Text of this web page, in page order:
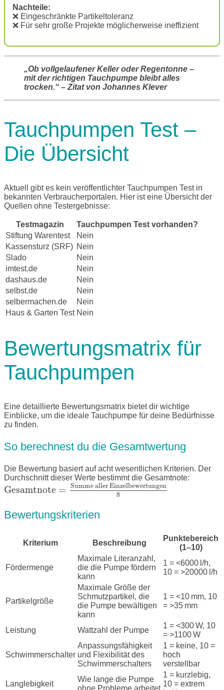
Nachteile:
❌ Eingeschränkte Partikeltoleranz
❌ Für sehr große Projekte möglicherweise ineffizient
„Ob vollgelaufener Keller oder Regentonne –
mit der richtigen Tauchpumpe bleibt alles
trocken.“ – Zitat von Johannes Klever
Tauchpumpen Test –
Die Übersicht
Aktuell gibt es kein veröffentlichter Tauchpumpen Test in
bekannten Verbraucherportalen. Hier ist eine Übersicht der
Quellen ohne Testergebnisse:
Testmagazin
Tauchpumpen Test vorhanden?
Stiftung Warentest
Nein
Kassensturz (SRF) Nein
Slado
Nein
imtest.de
Nein
dashaus.de
Nein
selbst.de
Nein
selbermachen.de
Nein
Haus & Garten Test Nein
Bewertungsmatrix für
Tauchpumpen
Eine detaillierte Bewertungsmatrix bietet dir wichtige
Einblicke, um die ideale Tauchpumpe für deine Bedürfnisse
zu finden.
So berechnest du die Gesamtwertung
Die Bewertung basiert auf acht wesentlichen Kriterien. Der
Durchschnitt dieser Werte bestimmt die Gesamtnote:
Gesamtnote =
Summe aller Einzelbewertungen
8
Bewertungskriterien
Kriterium Beschreibung
Punktebereich
(1–10)
Fördermenge
Maximale Literanzahl,
die die Pumpe fördern
kann
1 = <6000 l/h,
10 = >20000 l/h
Partikelgröße
Maximale Größe der
Schmutzpartikel, die
die Pumpe bewältigen
kann
1 = <10 mm, 10
= >35 mm
Leistung Wattzahl der Pumpe
1 = <300 W, 10
= >1100 W
Schwimmerschalter
Anpassungsfähigkeit
und Flexibilität des
Schwimmerschalters
1 = keine, 10 =
hoch
verstellbar
Langlebigkeit
Wie lange die Pumpe
ohne Probleme arbeitet
1 = kurzlebig,
10 = extrem